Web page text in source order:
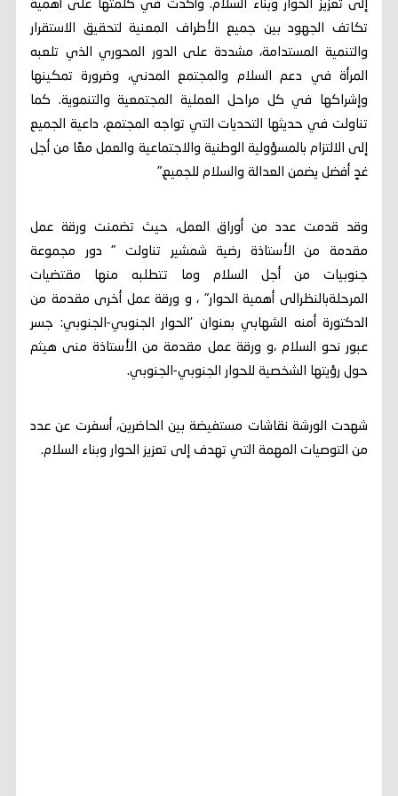
إلى تعزيز الحوار وبناء السلام. وأكدت في كلمتها على أهمية
تكاتف الجهود بين جميع الأطراف المعنية لتحقيق الاستقرار
والتنمية المستدامة، مشددة على الدور المحوري الذي تلعبه
المرأة في دعم السلام والمجتمع المدني، وضرورة تمكينها
وإشراكها في كل مراحل العملية المجتمعية والتنموية. كما
تناولت في حديثها التحديات التي تواجه المجتمع، داعية الجميع
إلى الالتزام بالمسؤولية الوطنية والاجتماعية والعمل معًا من أجل
غدٍ أفضل يضمن العدالة والسلام للجميع."
وقد قدمت عدد من أوراق العمل، حيث تضمنت ورقة عمل
مقدمة من الأستاذة رضية شمشير تناولت " دور مجموعة
جنوبيات من أجل السلام وما تتطلبه منها مقتضيات
المرحلةبالنظرالى أهمية الحوار" ، و ورقة عمل أخرى مقدمة من
الدكتورة أمنه الشهابي بعنوان 'الحوار الجنوبي-الجنوبي: جسر
عبور نحو السلام ،و ورقة عمل مقدمة من الأستاذة منى هيثم
حول رؤيتها الشخصية للحوار الجنوبي-الجنوبي.
شهدت الورشة نقاشات مستفيضة بين الحاضرين، أسفرت عن عدد
من التوصيات المهمة التي تهدف إلى تعزيز الحوار وبناء السلام.